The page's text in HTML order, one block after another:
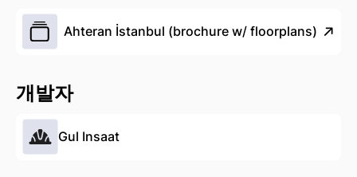
Ahteran İstanbul (brochure w/ floorplans)
개발자
Gul Insaat